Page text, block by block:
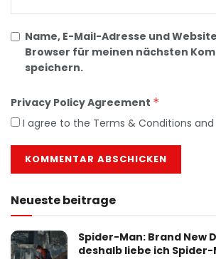
Name, E-Mail-Adresse und
Browser für meinen nächsten
speichern.
Privacy Policy Agreement *
I agree to the Terms & Conditions and
Neueste beitrage
Spider-Man: Brand New
deshalb liebe ich Spider-